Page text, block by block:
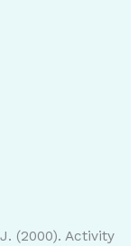
(2000). Activity